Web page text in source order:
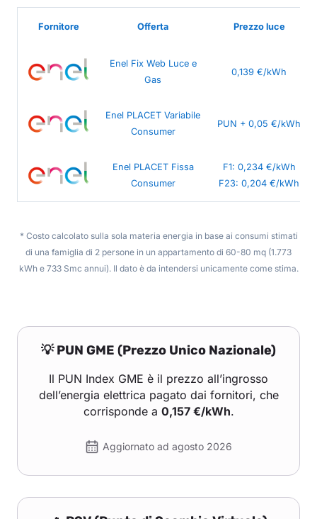
Fornitore Offerta Prezzo luce
Enel Fix Web Luce e
Gas
0,139 €/kWh
Enel PLACET Variabile
Consumer
PUN + 0,05 €/kWh
Enel PLACET Fissa
Consumer
F1: 0,234 €/kWh
F23: 0,204 €/kWh
* Costo calcolato sulla sola materia energia in base ai consumi stimati
di una famiglia di 2 persone in un appartamento di 60-80 mq (1.773
kWh e 733 Smc annui). Il dato è da intendersi unicamente come stima.
💡 PUN GME (Prezzo Unico Nazionale)
Il PUN Index GME è il prezzo all’ingrosso
dell’energia elettrica pagato dai fornitori, che
corrisponde a 0,157 €/kWh.
Aggiornato ad agosto 2026